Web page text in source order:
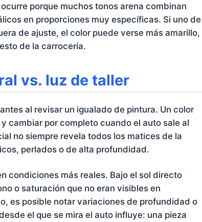
porque muchos tonos arena combinan
en proporciones muy específicas. Si uno de
de ajuste, el color puede verse más amarillo,
de la carrocería.
vs. luz de taller
al revisar un igualado de pintura. Un color
cambiar por completo cuando el auto sale al
no siempre revela todos los matices de la
perlados o de alta profundidad.
condiciones más reales. Bajo el sol directo
o saturación que no eran visibles en
es posible notar variaciones de profundidad o
el que se mira el auto influye: una pieza